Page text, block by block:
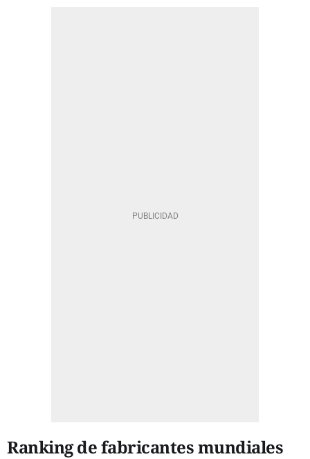
Ranking de fabricantes mundiales